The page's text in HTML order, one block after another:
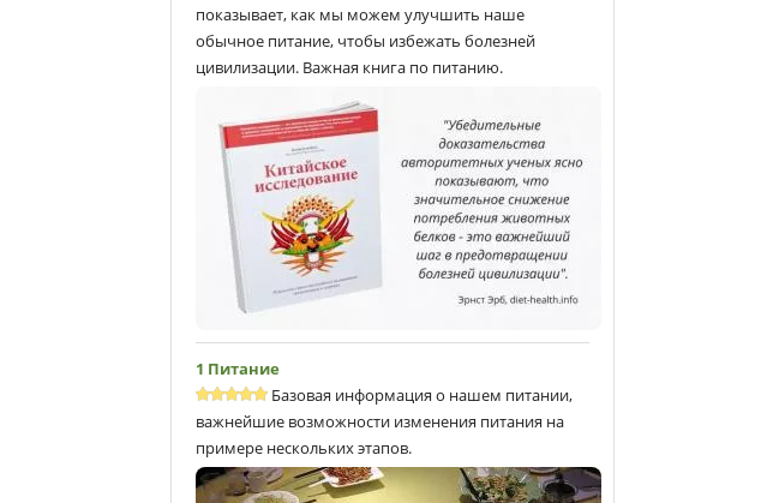
показывает, как мы можем улучшить наше
обычное питание, чтобы избежать болезней
цивилизации. Важная книга по питанию.
1 Питание
Базовая информация о нашем питании,
важнейшие возможности изменения питания на
примере нескольких этапов.